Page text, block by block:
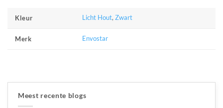
Kleur Licht Hout,Zwart
Merk Envostar
Meest recente blogs